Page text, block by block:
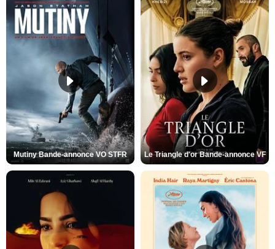
Mutiny Bande-annonce VO STFR Le Triangle d'or Bande-annonce VF